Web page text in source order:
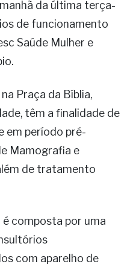
da última terça-
de funcionamento
Saúde Mulher e
Praça da Bíblia,
têm a finalidade de
em período pré-
Mamografia e
de tratamento
composta por uma
com aparelho de